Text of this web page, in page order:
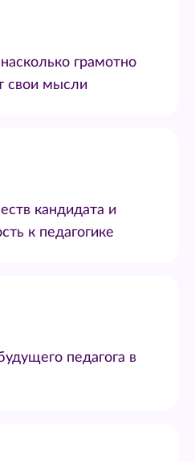
грамотно
свои мысли
кандидата и
к педагогике
педагога в